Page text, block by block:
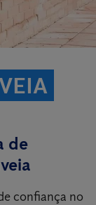
de
confiança no